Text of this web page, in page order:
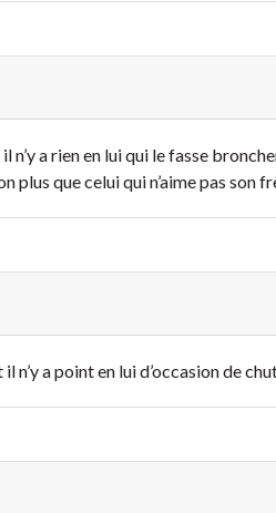
a rien en lui qui le fasse
plus que celui qui n’aime pas son
n’y a point en lui d’occasion de